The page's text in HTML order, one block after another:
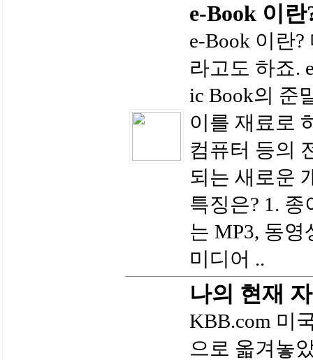
e-Book 이란
e-Book 이란
라고도 하죠.
ic Book의 준
이를 재료로
컴퓨터 등의
되는 새로운
특징은? 1.
는 MP3, 동
미디어 ..
나의 현재
KBB.com 미
으로 옯겨놓